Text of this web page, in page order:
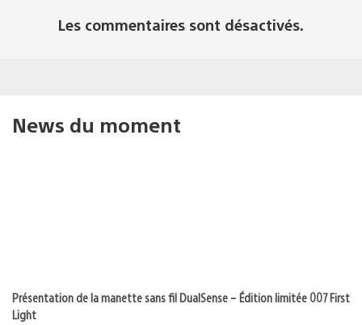
Les commentaires sont désactivés.
News du moment
Présentation de la manette sans fil DualSense – Édition limitée 007 First
Light